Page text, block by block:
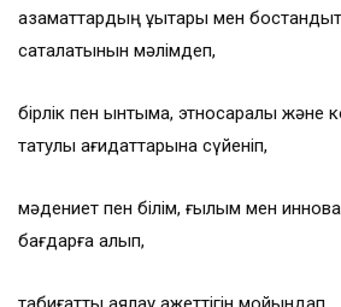
азаматтардың құқықтары мен
сақталатынын мәлімдеп,
бірлік пен ынтымақ, этносаралық және
татулық қағидаттарына сүйеніп,
мәдениет пен білім, ғылым мен
бағдарға алып,